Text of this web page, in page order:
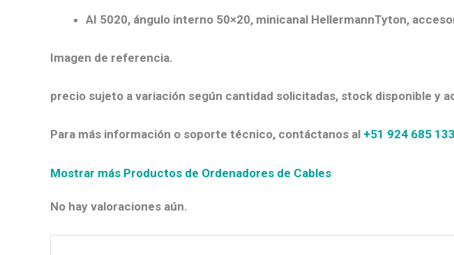
AI 5020, ángulo interno 50×20, minicanal HellermannTyton,
Imagen de referencia.
precio sujeto a variación según cantidad solicitadas, stock disponible y
Para más información o soporte técnico, contáctanos al +51 924 685 133
Mostrar más Productos de Ordenadores de Cables
No hay valoraciones aún.